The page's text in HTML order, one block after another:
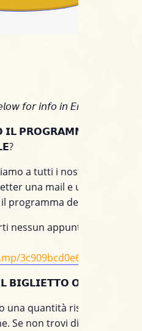
𝘧𝘰𝘳 𝘪𝘯𝘧𝘰 𝘪𝘯 𝘌𝘯𝘨𝘭𝘪𝘴𝘩.
𝗣𝗥𝗢𝗚𝗥𝗔𝗠𝗠𝗔
a tutti i nostri clienti
una mail e un messaggio
programma della settimana.
nessun appuntamento,
3c909bcd0e60/
𝗕𝗜𝗚𝗟𝗜𝗘𝗧𝗧𝗢 𝗢𝗡𝗟𝗜𝗡𝗘?
una quantità ristretta di
Se non trovi disponibile il